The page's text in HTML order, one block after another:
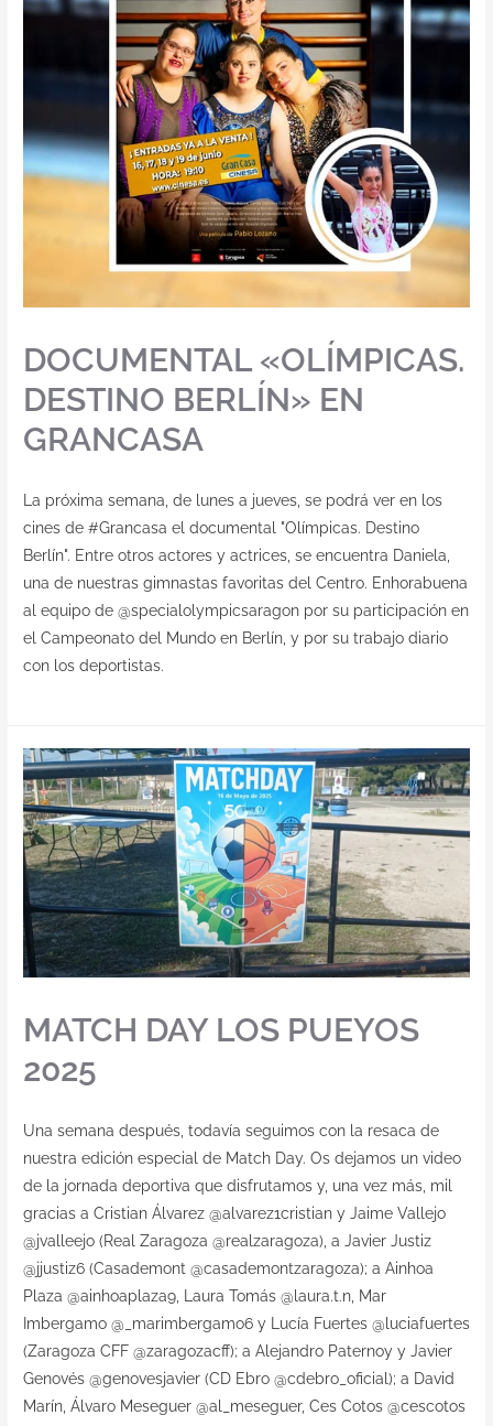
DOCUMENTAL «OLÍMPICAS.
DESTINO BERLÍN» EN
GRANCASA
La próxima semana, de lunes a jueves, se podrá ver en los
cines de #Grancasa el documental "Olímpicas. Destino
Berlín". Entre otros actores y actrices, se encuentra Daniela,
una de nuestras gimnastas favoritas del Centro. Enhorabuena
al equipo de @specialolympicsaragon por su participación en
el Campeonato del Mundo en Berlín, y por su trabajo diario
con los deportistas.
MATCH DAY LOS PUEYOS
2025
Una semana después, todavía seguimos con la resaca de
nuestra edición especial de Match Day. Os dejamos un video
de la jornada deportiva que disfrutamos y, una vez más, mil
gracias a Cristian Álvarez @alvarez1cristian y Jaime Vallejo
@jvalleejo (Real Zaragoza @realzaragoza), a Javier Justiz
@jjustiz6 (Casademont @casademontzaragoza); a Ainhoa
Plaza @ainhoaplaza9, Laura Tomás @laura.t.n, Mar
Imbergamo @_marimbergamo6 y Lucía Fuertes @luciafuertes
(Zaragoza CFF @zaragozacff); a Alejandro Paternoy y Javier
Genovés @genovesjavier (CD Ebro @cdebro_oficial); a David
Marín, Álvaro Meseguer @al_meseguer, Ces Cotos @cescotos